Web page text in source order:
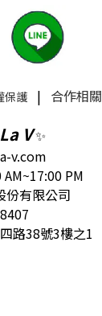
保護| 合作相關
V✨
v.com
PM
份有限公司
路38號3樓之1